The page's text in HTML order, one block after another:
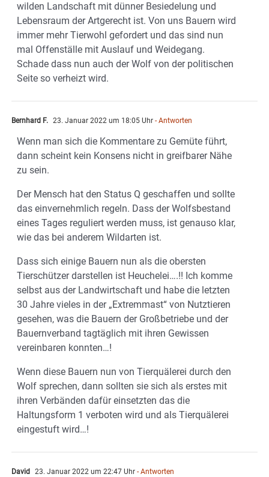
wilden Landschaft mit dünner Besiedelung und
Lebensraum der Artgerecht ist. Von uns Bauern wird
immer mehr Tierwohl gefordert und das sind nun
mal Offenställe mit Auslauf und Weidegang.
Schade dass nun auch der Wolf von der politischen
Seite so verheizt wird.
Bernhard F. 23. Januar 2022 um 18:05 Uhr - Antworten
Wenn man sich die Kommentare zu Gemüte führt,
dann scheint kein Konsens nicht in greifbarer Nähe
zu sein.
Der Mensch hat den Status Q geschaffen und sollte
das einvernehmlich regeln. Dass der Wolfsbestand
eines Tages reguliert werden muss, ist genauso klar,
wie das bei anderem Wildarten ist.
Dass sich einige Bauern nun als die obersten
Tierschützer darstellen ist Heuchelei….!! Ich komme
selbst aus der Landwirtschaft und habe die letzten
30 Jahre vieles in der „Extremmast“ von Nutztieren
gesehen, was die Bauern der Großbetriebe und der
Bauernverband tagtäglich mit ihren Gewissen
vereinbaren konnten…!
Wenn diese Bauern nun von Tierquälerei durch den
Wolf sprechen, dann sollten sie sich als erstes mit
ihren Verbänden dafür einsetzten das die
Haltungsform 1 verboten wird und als Tierquälerei
eingestuft wird…!
David 23. Januar 2022 um 22:47 Uhr - Antworten